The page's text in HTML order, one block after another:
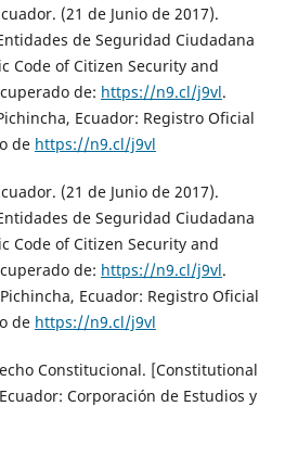
(21 de Junio de 2017).
de Seguridad Ciudadana
Code of Citizen Security and
de: https://n9.cl/j9vl.
Ecuador: Registro Oficial
de https://n9.cl/j9vl
(21 de Junio de 2017).
de Seguridad Ciudadana
Code of Citizen Security and
de: https://n9.cl/j9vl.
Ecuador: Registro Oficial
de https://n9.cl/j9vl
Constitucional. [Constitutional
Corporación de Estudios y